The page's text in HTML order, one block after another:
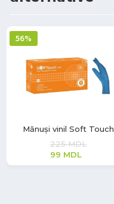
56%
Mănuși vinil Soft Touch
225MDL
99 MDL